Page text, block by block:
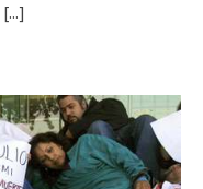
[...]